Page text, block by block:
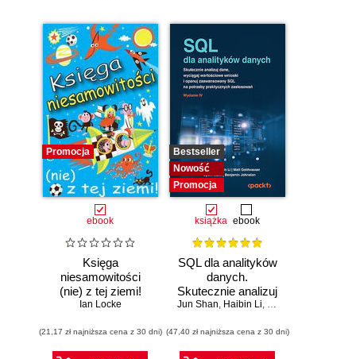
Promocja
ebook
Księga
niesamowitości
(nie) z tej ziemi!
Księga faktów
niezwykłych
Ian Locke
(21,17 zł najniższa cena z 30 dni)
Bestseller
Nowość
Promocja
książka ebook
SQL dla analityków
danych.
Skutecznie analizuj
dane, wyciągaj
wnioski i opanuj
zaawansowany
Jun Shan, Haibin Li, Matt Goldwasser
(47,40 zł najniższa cena z 30 dni)